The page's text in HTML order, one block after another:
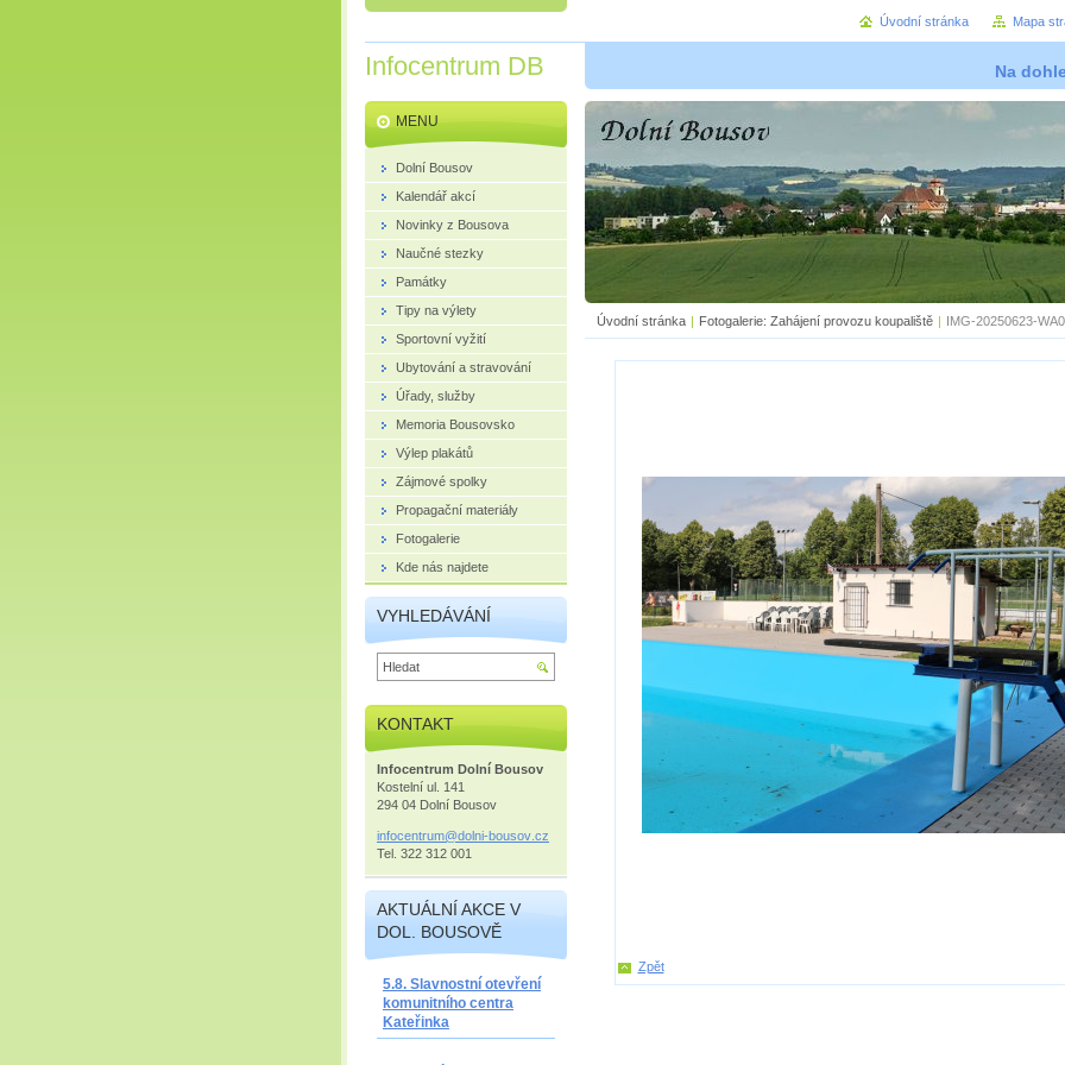
Infocentrum DB Na
Úvodní stránka | Fotogalerie: Zahájení provozu koupaliště | IMG-20250623-
Zpět
MENU
Dolní Bousov
Kalendář akcí
Novinky z Bousova
Naučné stezky
Památky
Tipy na výlety
Sportovní vyžití
Ubytování a stravování
Úřady, služby
Memoria Bousovsko
Výlep plakátů
Zájmové spolky
Propagační materiály
Fotogalerie
Kde nás najdete
VYHLEDÁVÁNÍ
KONTAKT
Infocentrum Dolní Bousov
Kostelní ul. 141
294 04 Dolní Bousov
infocentrum@dolni-bousov .cz
Tel. 322 312 001
AKTUÁLNÍ AKCE V
DOL. BOUSOVĚ
5.8. Slavnostní otevření
komunitního centra
Kateřinka
Úvodní stránka Mapa